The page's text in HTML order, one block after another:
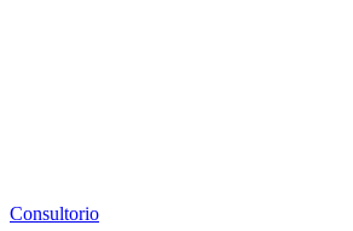
Consultorio